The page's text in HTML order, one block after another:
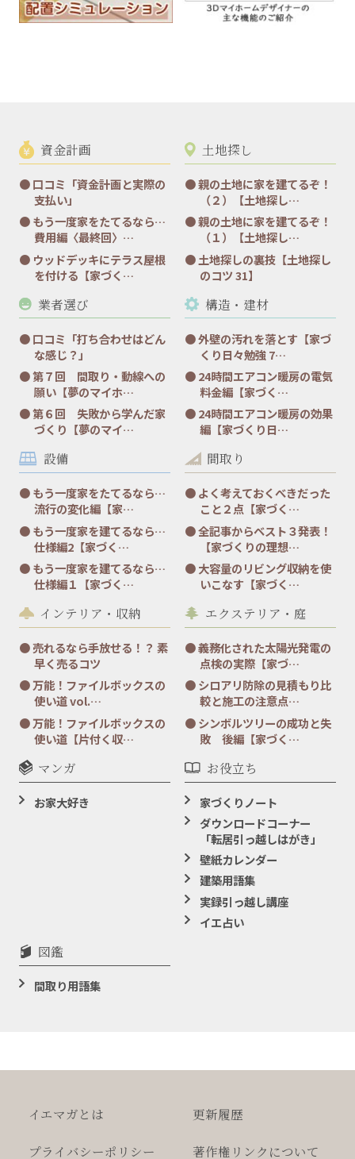
資金計画
口コミ「資金計画と実際の
支払い」
もう一度家をたてるなら…
費用編〈最終回〉…
ウッドデッキにテラス屋根
を付ける【家づく…
土地探し
親の土地に家を建てるぞ！
（２）【土地探し…
親の土地に家を建てるぞ！
（１）【土地探し…
土地探しの裏技【土地探し
のコツ 31】
業者選び
口コミ「打ち合わせはどん
な感じ？」
第７回 間取り・動線への
願い【夢のマイホ…
第６回 失敗から学んだ家
づくり【夢のマイ…
構造・建材
外壁の汚れを落とす【家づ
くり日々勉強 7…
24時間エアコン暖房の電気
料金編【家づく…
24時間エアコン暖房の効果
編【家づくり日…
設備
もう一度家をたてるなら…
流行の変化編【家…
もう一度家を建てるなら…
仕様編2【家づく…
もう一度家を建てるなら…
仕様編１【家づく…
間取り
よく考えておくべきだった
こと２点【家づく…
全記事からベスト３発表！
【家づくりの理想…
大容量のリビング収納を使
いこなす【家づく…
インテリア・収納
売れるなら手放せる！？ 素
早く売るコツ
万能！ファイルボックスの
使い道 vol.…
万能！ファイルボックスの
使い道【片付く収…
エクステリア・庭
義務化された太陽光発電の
点検の実際【家づ…
シロアリ防除の見積もり比
較と施工の注意点…
シンボルツリーの成功と失
敗 後編【家づく…
マンガ
お家大好き
お役立ち
家づくりノート
ダウンロードコーナー
「転居引っ越しはがき」
壁紙カレンダー
建築用語集
実録引っ越し講座
イエ占い
図鑑
間取り用語集
イエマガとは 更新履歴
プライバシーポリシー 著作権 リンクについて